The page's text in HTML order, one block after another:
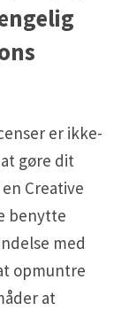
er ikke-
gøre dit
Creative
benytte
med
opmuntre
at